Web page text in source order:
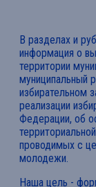
В разделах и
информация о
территории
муниципальный
избирательном
реализации
Федерации, об
проводимых с
молодежи.
Наша цель -